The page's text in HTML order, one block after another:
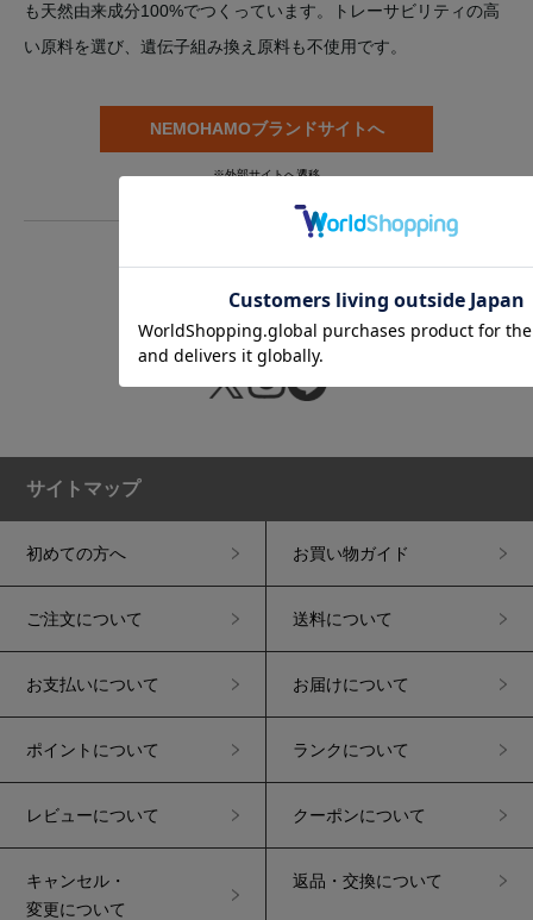
も天然由来成分100%でつくっています。トレーサビリティの高
い原料を選び、遺伝子組み換え原料も不使用です。
NEMOHAMOブランドサイトへ
※外部サイトへ遷移
サイトマップ
初めての方へ お買い物ガイド
ご注文について 送料について
お支払いについて お届けについて
ポイントについて ランクについて
レビューについて クーポンについて
キャンセル・
変更について
返品・交換について